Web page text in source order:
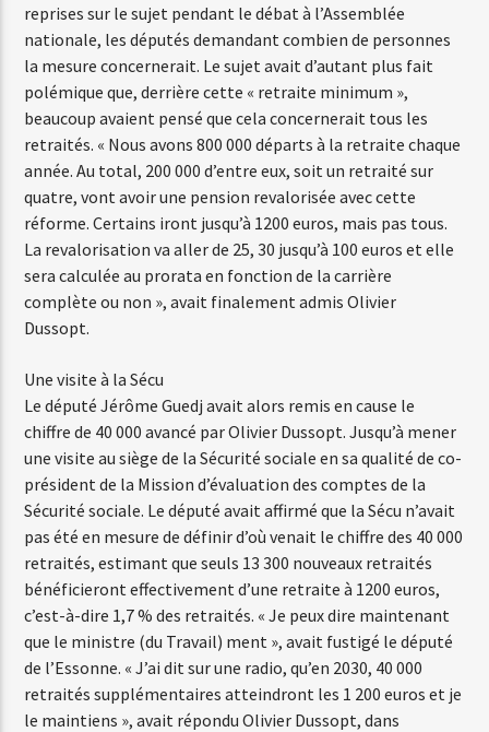
reprises sur le sujet pendant le débat à l’Assemblée
nationale, les députés demandant combien de personnes
la mesure concernerait. Le sujet avait d’autant plus fait
polémique que, derrière cette « retraite minimum »,
beaucoup avaient pensé que cela concernerait tous les
retraités. « Nous avons 800 000 départs à la retraite chaque
année. Au total, 200 000 d’entre eux, soit un retraité sur
quatre, vont avoir une pension revalorisée avec cette
réforme. Certains iront jusqu’à 1200 euros, mais pas tous.
La revalorisation va aller de 25, 30 jusqu’à 100 euros et elle
sera calculée au prorata en fonction de la carrière
complète ou non », avait finalement admis Olivier
Dussopt.
Une visite à la Sécu
Le député Jérôme Guedj avait alors remis en cause le
chiffre de 40 000 avancé par Olivier Dussopt. Jusqu’à mener
une visite au siège de la Sécurité sociale en sa qualité de co-
président de la Mission d’évaluation des comptes de la
Sécurité sociale. Le député avait affirmé que la Sécu n’avait
pas été en mesure de définir d’où venait le chiffre des 40 000
retraités, estimant que seuls 13 300 nouveaux retraités
bénéficieront effectivement d’une retraite à 1200 euros,
c’est-à-dire 1,7 % des retraités. « Je peux dire maintenant
que le ministre (du Travail) ment », avait fustigé le député
de l’Essonne. « J’ai dit sur une radio, qu’en 2030, 40 000
retraités supplémentaires atteindront les 1 200 euros et je
le maintiens », avait répondu Olivier Dussopt, dans